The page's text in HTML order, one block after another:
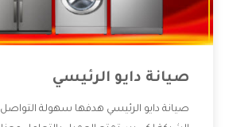
صيانة دايو الرئيسي
صيانة دايو الرئيسي هدفها سهولة